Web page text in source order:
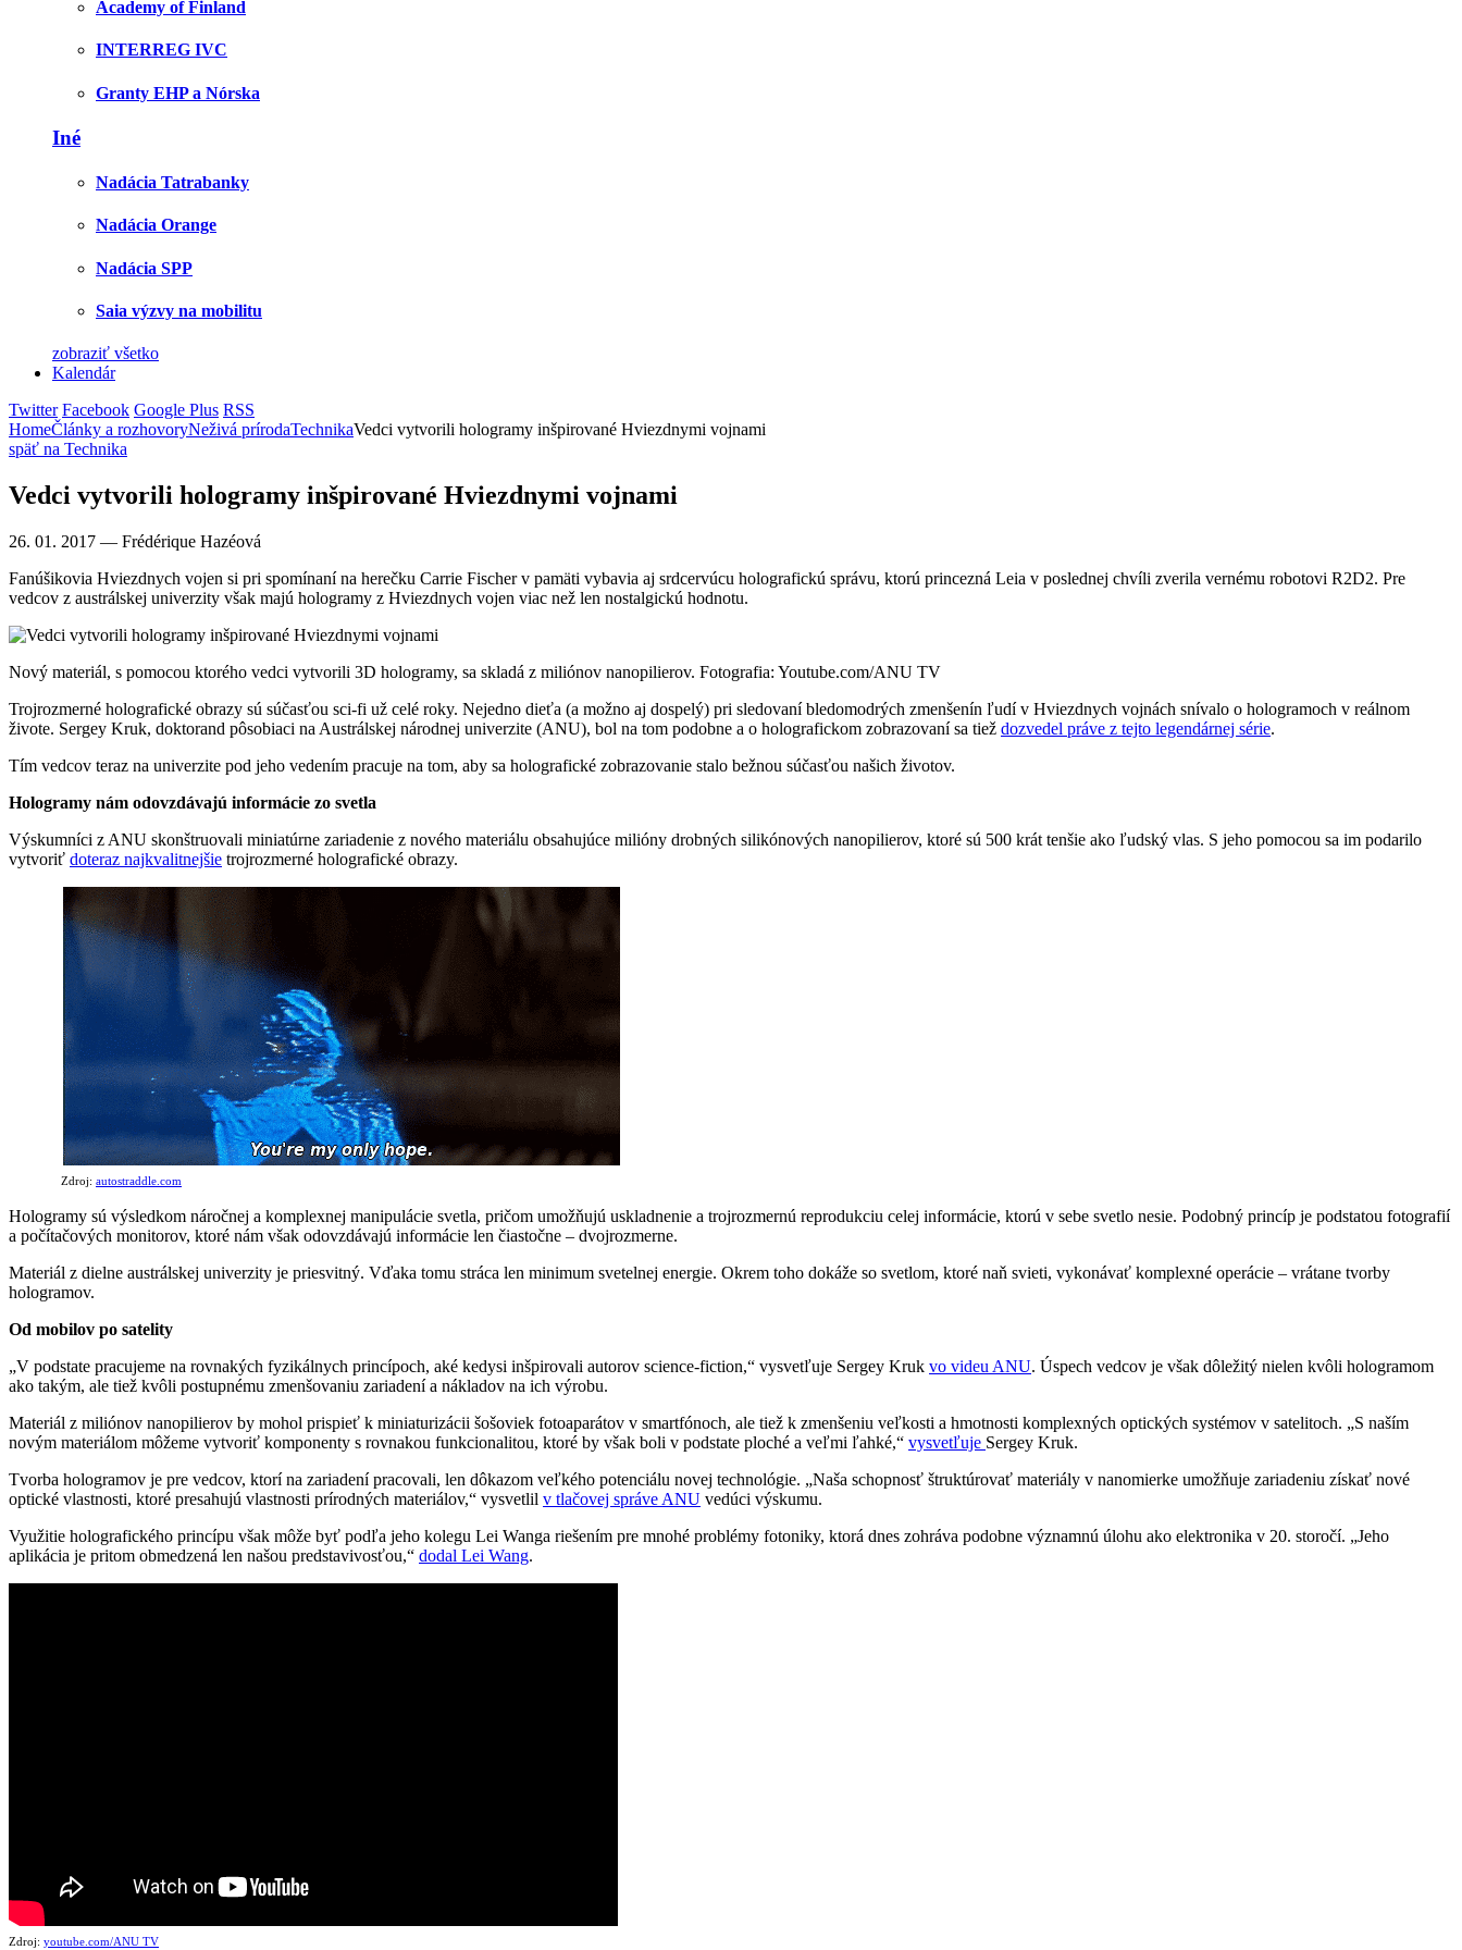
Academy of Finland
INTERREG IVC
Granty EHP a Nórska
Iné
Nadácia Tatrabanky
Nadácia Orange
Nadácia SPP
Saia výzvy na mobilitu
zobraziť všetko
Kalendár
Twitter Facebook Google Plus RSS
HomeČlánky a rozhovoryNeživá prírodaTechnikaVedci vytvorili hologramy inšpirované Hviezdnymi vojnami
späť na Technika
Vedci vytvorili hologramy inšpirované Hviezdnymi vojnami
26. 01. 2017 — Frédérique Hazéová
Fanúšikovia Hviezdnych vojen si pri spomínaní na herečku Carrie Fischer v pamäti vybavia aj srdcervúcu holografickú správu, ktorú princezná Leia v poslednej chvíli zverila vernému robotovi R2D2. Pre
vedcov z austrálskej univerzity však majú hologramy z Hviezdnych vojen viac než len nostalgickú hodnotu.
Nový materiál, s pomocou ktorého vedci vytvorili 3D hologramy, sa skladá z miliónov nanopilierov. Fotografia: Youtube.com/ANU TV
Trojrozmerné holografické obrazy sú súčasťou sci-fi už celé roky. Nejedno dieťa (a možno aj dospelý) pri sledovaní bledomodrých zmenšenín ľudí v Hviezdnych vojnách snívalo o hologramoch v reálnom
živote. Sergey Kruk, doktorand pôsobiaci na Austrálskej národnej univerzite (ANU), bol na tom podobne a o holografickom zobrazovaní sa tiež dozvedel práve z tejto legendárnej série.
Tím vedcov teraz na univerzite pod jeho vedením pracuje na tom, aby sa holografické zobrazovanie stalo bežnou súčasťou našich životov.
Hologramy nám odovzdávajú informácie zo svetla
Výskumníci z ANU skonštruovali miniatúrne zariadenie z nového materiálu obsahujúce milióny drobných silikónových nanopilierov, ktoré sú 500 krát tenšie ako ľudský vlas. S jeho pomocou sa im podarilo
vytvoriť doteraz najkvalitnejšie trojrozmerné holografické obrazy.
Zdroj: autostraddle.com
Hologramy sú výsledkom náročnej a komplexnej manipulácie svetla, pričom umožňujú uskladnenie a trojrozmernú reprodukciu celej informácie, ktorú v sebe svetlo nesie. Podobný princíp je podstatou fotografií
a počítačových monitorov, ktoré nám však odovzdávajú informácie len čiastočne – dvojrozmerne.
Materiál z dielne austrálskej univerzity je priesvitný. Vďaka tomu stráca len minimum svetelnej energie. Okrem toho dokáže so svetlom, ktoré naň svieti, vykonávať komplexné operácie – vrátane tvorby
hologramov.
Od mobilov po satelity
„V podstate pracujeme na rovnakých fyzikálnych princípoch, aké kedysi inšpirovali autorov science-fiction,“ vysvetľuje Sergey Kruk vo videu ANU. Úspech vedcov je však dôležitý nielen kvôli hologramom
ako takým, ale tiež kvôli postupnému zmenšovaniu zariadení a nákladov na ich výrobu.
Materiál z miliónov nanopilierov by mohol prispieť k miniaturizácii šošoviek fotoaparátov v smartfónoch, ale tiež k zmenšeniu veľkosti a hmotnosti komplexných optických systémov v satelitoch. „S naším
novým materiálom môžeme vytvoriť komponenty s rovnakou funkcionalitou, ktoré by však boli v podstate ploché a veľmi ľahké,“ vysvetľuje Sergey Kruk.
Tvorba hologramov je pre vedcov, ktorí na zariadení pracovali, len dôkazom veľkého potenciálu novej technológie. „Naša schopnosť štruktúrovať materiály v nanomierke umožňuje zariadeniu získať nové
optické vlastnosti, ktoré presahujú vlastnosti prírodných materiálov,“ vysvetlil v tlačovej správe ANU vedúci výskumu.
Využitie holografického princípu však môže byť podľa jeho kolegu Lei Wanga riešením pre mnohé problémy fotoniky, ktorá dnes zohráva podobne významnú úlohu ako elektronika v 20. storočí. „Jeho
aplikácia je pritom obmedzená len našou predstavivosťou,“ dodal Lei Wang.
Zdroj: youtube.com/ANU TV